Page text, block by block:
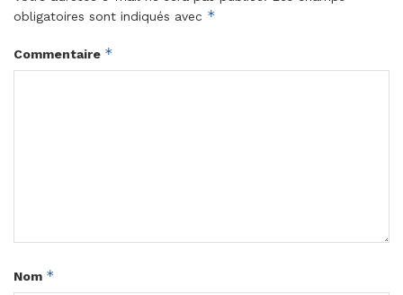
obligatoires sont indiqués avec *
Commentaire *
Nom *